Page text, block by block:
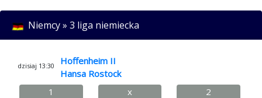
Niemcy » 3 liga niemiecka
dzisiaj 13:30
Hoffenheim II
Hansa Rostock
1
x
2